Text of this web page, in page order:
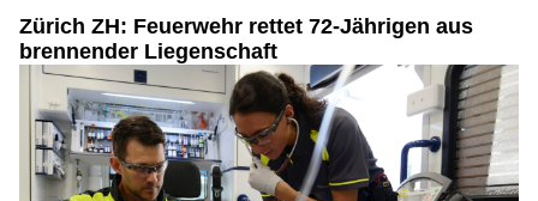
Zürich ZH: Feuerwehr rettet 72-Jährigen aus
brennender Liegenschaft